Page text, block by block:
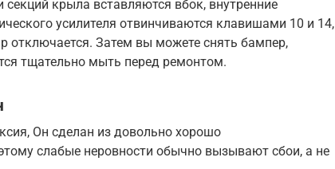
секций крыла вставляются вбок, внутренние
усилителя отвинчиваются клавишами 10 и 14,
отключается. Затем вы можете снять бампер,
тщательно мыть перед ремонтом.
Он сделан из довольно хорошо
слабые неровности обычно вызывают сбои, а не